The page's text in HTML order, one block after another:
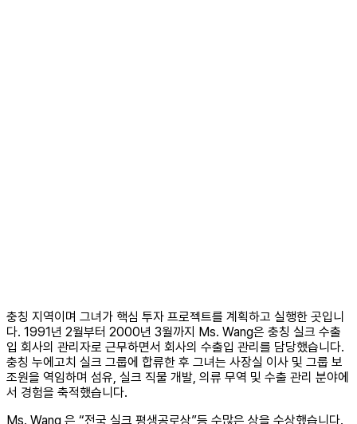
충칭 지역이며 그녀가 핵심 투자 프로젝트를 계획하고 실행한 곳입니
다. 1991년 2월부터 2000년 3월까지 Ms. Wang은 ​​충칭 실크 수출
입 회사의 관리자로 근무하면서 회사의 수출입 관리를 담당했습니다.
충칭 누에고치 실크 그룹에 합류한 후 그녀는 사장실 이사 및 그룹 보
조원을 역임하며 섬유, 실크 직물 개발, 의류 무역 및 수출 관리 분야에
서 경험을 축적했습니다.
Ms. Wang 은 “전국 실크 평생공로상”등 수많은 상을 수상했습니다.